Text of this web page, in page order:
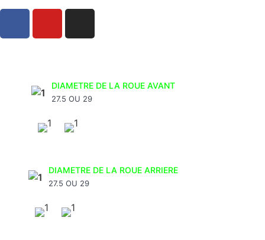
DIAMETRE DE LA ROUE AVANT
27.5 OU 29
DIAMETRE DE LA ROUE ARRIERE
27.5 OU 29